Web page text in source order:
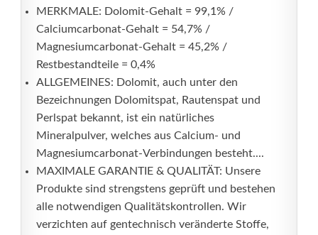
MERKMALE: Dolomit-Gehalt = 99,1% /
Calciumcarbonat-Gehalt = 54,7% /
Magnesiumcarbonat-Gehalt = 45,2% /
Restbestandteile = 0,4%
ALLGEMEINES: Dolomit, auch unter den
Bezeichnungen Dolomitspat, Rautenspat und
Perlspat bekannt, ist ein natürliches
Mineralpulver, welches aus Calcium- und
Magnesiumcarbonat-Verbindungen besteht....
MAXIMALE GARANTIE & QUALITÄT: Unsere
Produkte sind strengstens geprüft und bestehen
alle notwendigen Qualitätskontrollen. Wir
verzichten auf gentechnisch veränderte Stoffe,